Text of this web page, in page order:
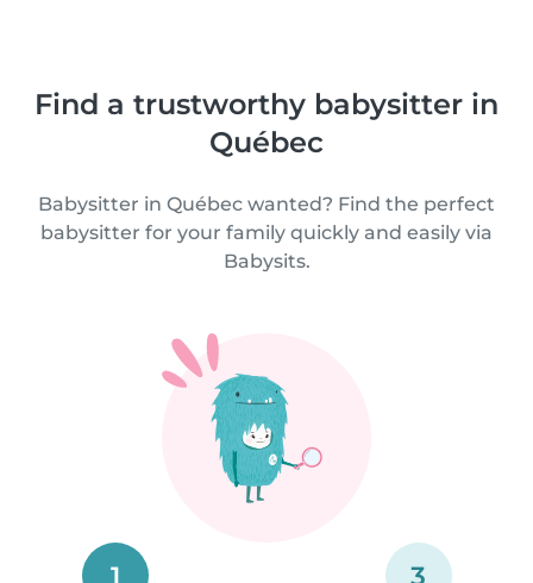
Find a trustworthy babysitter in
Québec
Babysitter in Québec wanted? Find the perfect
babysitter for your family quickly and easily via
Babysits.
1 3